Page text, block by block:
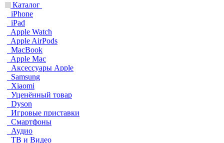
Каталог
iPhone
iPad
Apple Watch
Apple AirPods
MacBook
Apple Mac
Аксессуары Apple
Samsung
Xiaomi
Уценённый товар
Dyson
Игровые приставки
Смартфоны
Аудио
ТВ и Видео